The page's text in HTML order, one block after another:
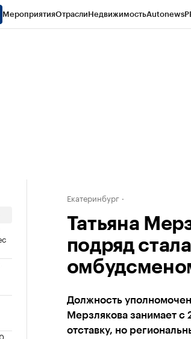
МероприятияОтраслиНедвижимостьAutonews
Екатеринбург
Татьяна
подряд
Должность
Мерзлякова занимает с
отставку, но